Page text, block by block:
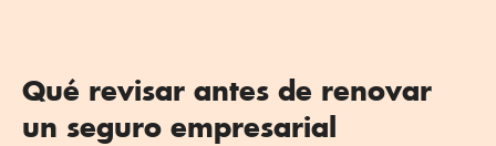
Qué revisar antes de renovar
un seguro empresarial